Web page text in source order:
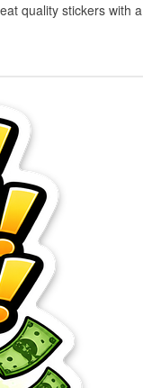
quality stickers with a